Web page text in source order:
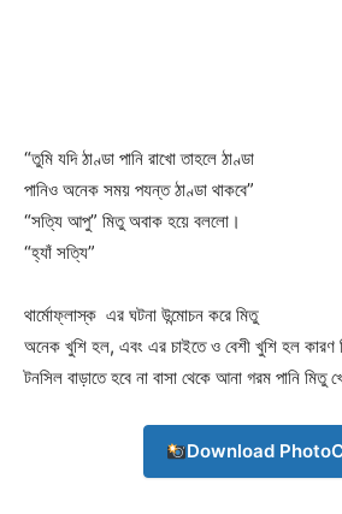
“তুমি যদি ঠাণ্ডা পানি রাখো তাহলে ঠাণ্ডা
পানিও অনেক সময় পযন্ত ঠাণ্ডা থাকবে”
“সত্যি আপু” মিতু অবাক হয়ে বললো।
“হ্যাঁ সত্যি”
থার্মোফ্লাস্ক এর ঘটনা উন্মোচন করে মিতু
অনেক খুশি হল, এবং এর চাইতে ও বেশী খুশি হল কারণ
টনসিল বাড়াতে হবে না বাসা থেকে আনা গরম পানি মিতু
Download